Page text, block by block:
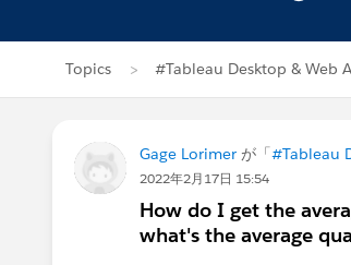
Topics #Tableau Desktop & Web
Gage Lorimer が「#Tableau
2022年2月17日 15:54
How do I get the
what's the average